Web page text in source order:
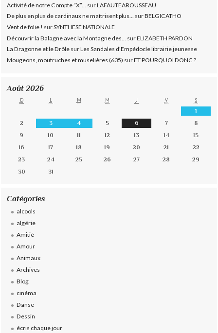
Activité de notre Compte ”X”... surLAFAUTEAROUSSEAU
De plus en plus de cardinaux ne maîtrisent plus... surBELGICATHO
Vent de folie ! surSYNTHESE NATIONALE
Découvrir la Balagne avec la Montagne des...
surELIZABETH PARDON
La Dragonne et le Drôle surLes Sandales d'Empédocle librairie jeunesse
Mougeons, moutruches et muselières (635) surET POURQUOI DONC ?
Août 2026
D L M M J V S
1
2
3 4 5 6 7
8
9
10 11 12 13 14
15
16
17 18 19 20 21
22
23
24 25 26 27 28
29
30
31
Catégories
alcools
algérie
Amitié
Amour
Animaux
Archives
Blog
cinéma
Danse
Dessin
écris chaque jour